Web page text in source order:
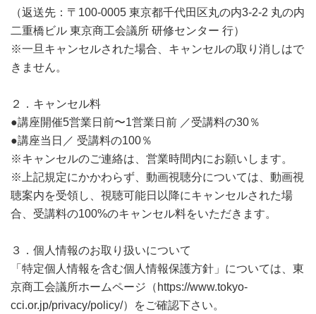
（返送先：〒100-0005 東京都千代田区丸の内3-2-2 丸の内
二重橋ビル 東京商工会議所 研修センター 行）
※一旦キャンセルされた場合、キャンセルの取り消しはで
きません。
２．キャンセル料
●講座開催5営業日前〜1営業日前 ／受講料の30％
●講座当日／ 受講料の100％
※キャンセルのご連絡は、営業時間内にお願いします。
※上記規定にかかわらず、動画視聴分については、動画視
聴案内を受領し、視聴可能日以降にキャンセルされた場
合、受講料の100%のキャンセル料をいただきます。
３．個人情報のお取り扱いについて
「特定個人情報を含む個人情報保護方針」については、東
京商工会議所ホームページ（https://www.tokyo-
cci.or.jp/privacy/policy/）をご確認下さい。